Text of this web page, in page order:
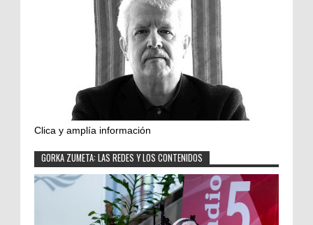
Clica y amplía información
GORKA ZUMETA: LAS REDES Y LOS CONTENIDOS